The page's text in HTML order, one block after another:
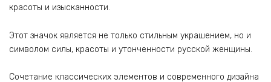
красоты и изысканности.
Этот значок является не только стильным украшением, но и
символом силы, красоты и утонченности русской женщины.
Сочетание классических элементов и современного дизайна